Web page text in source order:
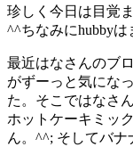
珍しく今日は目覚
^^ちなみにhubby
最近はなさんのブ
がずーっと気にな
た。そこではなさ
ホットケーキミッ
ん。^^; そしてバナ